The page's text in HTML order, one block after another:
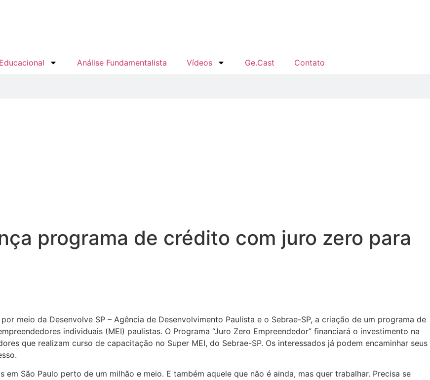
Educacional Análise Fundamentalista Vídeos Ge.Cast Contato
programa de crédito com juro zero para
meio da Desenvolve SP – Agência de Desenvolvimento Paulista e o Sebrae-SP, a criação de um programa de
individuais (MEI) paulistas. O Programa “Juro Zero Empreendedor” financiará o investimento na
que realizam curso de capacitação no Super MEI, do Sebrae-SP. Os interessados já podem encaminhar seus
São Paulo perto de um milhão e meio. E também aquele que não é ainda, mas quer trabalhar. Precisa se